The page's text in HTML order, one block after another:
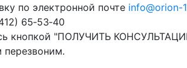
по электронной почте info@orion-
65‑53‑40
кнопкой "ПОЛУЧИТЬ